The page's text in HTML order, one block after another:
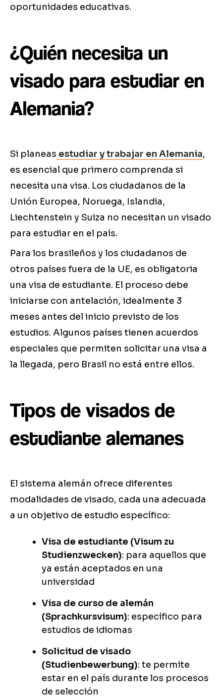
oportunidades educativas.
¿Quién necesita un
visado para estudiar en
Alemania?
Si planeas estudiar y trabajar en Alemania,
es esencial que primero comprenda si
necesita una visa. Los ciudadanos de la
Unión Europea, Noruega, Islandia,
Liechtenstein y Suiza no necesitan un visado
para estudiar en el país.
Para los brasileños y los ciudadanos de
otros países fuera de la UE, es obligatoria
una visa de estudiante. El proceso debe
iniciarse con antelación, idealmente 3
meses antes del inicio previsto de los
estudios. Algunos países tienen acuerdos
especiales que permiten solicitar una visa a
la llegada, pero Brasil no está entre ellos.
Tipos de visados de
estudiante alemanes
El sistema alemán ofrece diferentes
modalidades de visado, cada una adecuada
a un objetivo de estudio específico:
Visa de estudiante (Visum zu
Studienzwecken): para aquellos que
ya están aceptados en una
universidad
Visa de curso de alemán
(Sprachkursvisum): específico para
estudios de idiomas
Solicitud de visado
(Studienbewerbung): te permite
estar en el país durante los procesos
de selección